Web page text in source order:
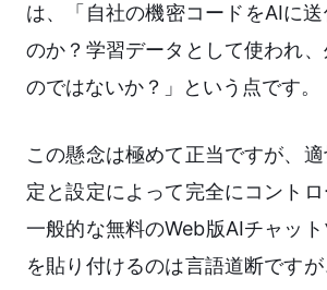
は、「自社の機密コードをAIに
のか？学習データとして使われ
のではないか？」という点です。
この懸念は極めて正当ですが、
定と設定によって完全にコントロ
一般的な無料のWeb版AIチャッ
を貼り付けるのは言語道断です